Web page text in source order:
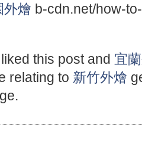
外燴 b-cdn.net/how-
this post and 宜
relating to 新竹外燴